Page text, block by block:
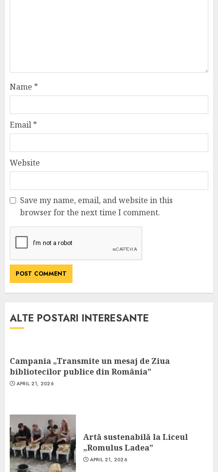
Name *
Email *
Website
Save my name, email, and website in this
browser for the next time I comment.
ALTE POSTARI INTERESANTE
Campania „Transmite un mesaj de Ziua
bibliotecilor publice din România”
APRIL 21, 2026
Artă sustenabilă la Liceul
„Romulus Ladea”
APRIL 21, 2026